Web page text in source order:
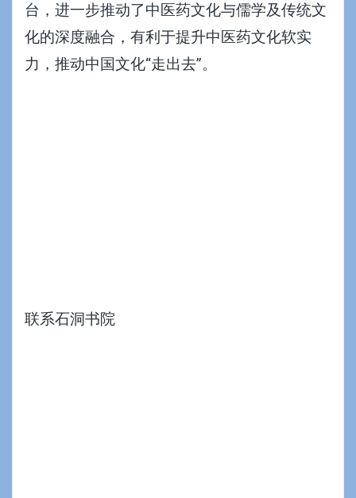
台，进一步推动了中医药文化与儒学及传统文
化的深度融合，有利于提升中医药文化软实
力，推动中国文化“走出去”。
联系石洞书院